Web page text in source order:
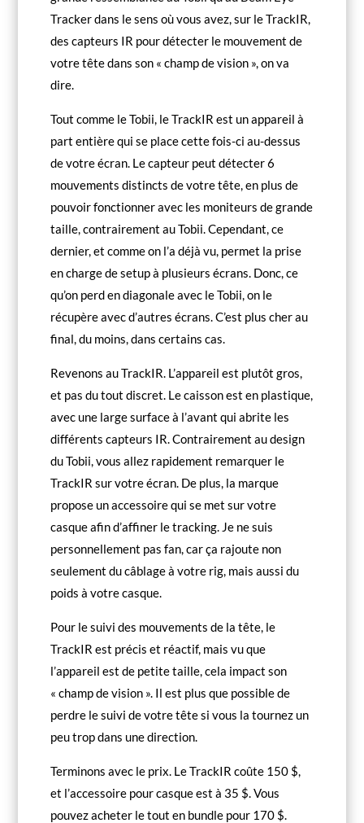
Tracker dans le sens où vous avez, sur le TrackIR,
des capteurs IR pour détecter le mouvement de
votre tête dans son « champ de vision », on va
dire.
Tout comme le Tobii, le TrackIR est un appareil à
part entière qui se place cette fois-ci au-dessus
de votre écran. Le capteur peut détecter 6
mouvements distincts de votre tête, en plus de
pouvoir fonctionner avec les moniteurs de grande
taille, contrairement au Tobii. Cependant, ce
dernier, et comme on l’a déjà vu, permet la prise
en charge de setup à plusieurs écrans. Donc, ce
qu’on perd en diagonale avec le Tobii, on le
récupère avec d’autres écrans. C’est plus cher au
final, du moins, dans certains cas.
Revenons au TrackIR. L’appareil est plutôt gros,
et pas du tout discret. Le caisson est en plastique,
avec une large surface à l’avant qui abrite les
différents capteurs IR. Contrairement au design
du Tobii, vous allez rapidement remarquer le
TrackIR sur votre écran. De plus, la marque
propose un accessoire qui se met sur votre
casque afin d’affiner le tracking. Je ne suis
personnellement pas fan, car ça rajoute non
seulement du câblage à votre rig, mais aussi du
poids à votre casque.
Pour le suivi des mouvements de la tête, le
TrackIR est précis et réactif, mais vu que
l’appareil est de petite taille, cela impact son
« champ de vision ». Il est plus que possible de
perdre le suivi de votre tête si vous la tournez un
peu trop dans une direction.
Terminons avec le prix. Le TrackIR coûte 150 $,
et l’accessoire pour casque est à 35 $. Vous
pouvez acheter le tout en bundle pour 170 $.